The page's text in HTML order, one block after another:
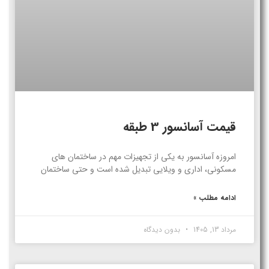
قیمت آسانسور 3 طبقه
امروزه آسانسور به یکی از تجهیزات مهم در ساختمان های
مسکونی، اداری و ویلایی تبدیل شده است و حتی ساختمان
ادامه مطلب »
مرداد 13, 1405 بدون دیدگاه